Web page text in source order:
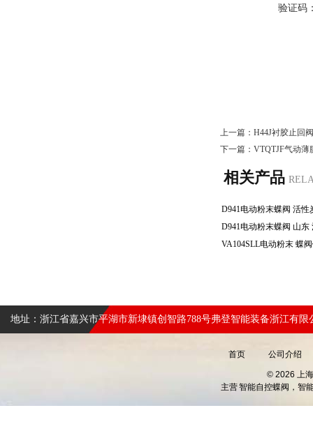
验证码
上一篇： H44J衬胶止回
下一篇： VTQTJF气动薄
相关产品
地址：浙江省嘉兴市平湖市新埭镇创智路788号弗登智能装备浙江有限
首页 公司介绍
© 2026 上
主营智能自控蝶阀，智